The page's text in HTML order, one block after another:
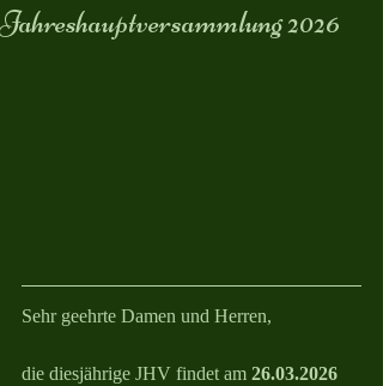
Jahreshauptversammlung 2026
Sehr geehrte Damen und Herren,
die diesjährige JHV findet am 26.03.2026